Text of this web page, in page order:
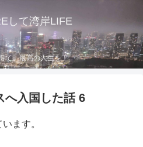
して湾岸LIFE
て、最高の人生を！
へ入国した話 6
ます。